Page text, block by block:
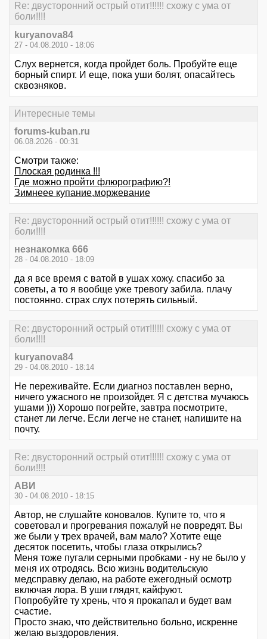
Re: двусторонний острый отит!!!!!! схожу с ума от
боли!!!!
kuryanova84
27 - 04.08.2010 - 18:06
Слух вернется, когда пройдет боль. Пробуйте еще
борный спирт. И еще, пока уши болят, опасайтесь
сквозняков.
Интересные темы
forums-kuban.ru
06.08.2026 - 00:31
Смотри также:
Плоская родинка !!!
Где можно пройти флюрографию?!
Зимнеее купание,моржевание
Re: двусторонний острый отит!!!!!! схожу с ума от
боли!!!!
незнакомка 666
28 - 04.08.2010 - 18:09
да я все время с ватой в ушах хожу. спасибо за
советы, а то я вообще уже тревогу забила. плачу
постоянно. страх слух потерять сильный.
Re: двусторонний острый отит!!!!!! схожу с ума от
боли!!!!
kuryanova84
29 - 04.08.2010 - 18:14
Не переживайте. Если диагноз поставлен верно,
ничего ужасного не произойдет. Я с детства мучаюсь
ушами ))) Хорошо погрейте, завтра посмотрите,
станет ли легче. Если легче не станет, напишите на
почту.
Re: двусторонний острый отит!!!!!! схожу с ума от
боли!!!!
АBИ
30 - 04.08.2010 - 18:15
Автор, не слушайте коновалов. Купите то, что я
советовал и прогревания пожалуй не повредят. Вы
же были у трех врачей, вам мало? Хотите еще
десяток посетить, чтобы глаза открылись?
Меня тоже пугали серными пробками - ну не было у
меня их отродясь. Всю жизнь водительскую
медсправку делаю, на работе ежегодный осмотр
включая лора. В уши глядят, кайфуют.
Попробуйте ту хрень, что я прокапал и будет вам
счастие.
Просто знаю, что действительно больно, искренне
желаю выздоровления.